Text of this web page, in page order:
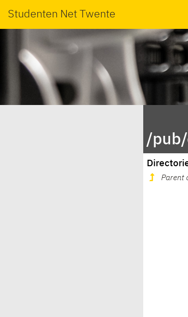
Studenten Net Twente
/
Parent